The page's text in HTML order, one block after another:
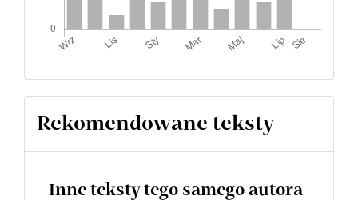
Rekomendowane teksty
Inne teksty tego samego autora